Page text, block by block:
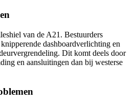
van de A21. Bestuurders
dashboardverlichting en
Dit komt deels door
en aansluitingen dan bij westerse